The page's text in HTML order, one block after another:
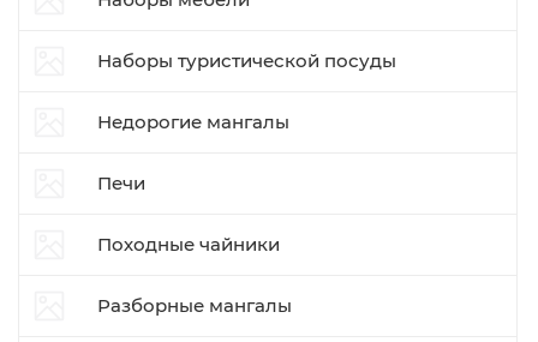
Наборы туристической посуды
Недорогие мангалы
Печи
Походные чайники
Разборные мангалы